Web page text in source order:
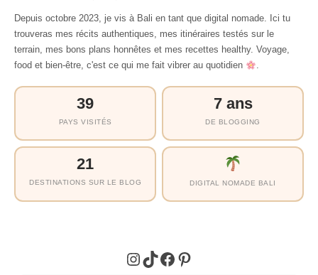
Depuis octobre 2023, je vis à Bali en tant que digital nomade. Ici tu
trouveras mes récits authentiques, mes itinéraires testés sur le
terrain, mes bons plans honnêtes et mes recettes healthy. Voyage,
food et bien-être, c'est ce qui me fait vibrer au quotidien
.
39
PAYS VISITÉS
7 ans
DE BLOGGING
21
DESTINATIONS SUR LE BLOG DIGITAL NOMADE BALI
Instagram
TikTok
Facebook
Pinterest